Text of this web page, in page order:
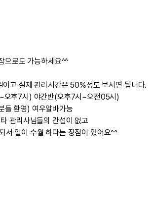
로도 가능하세요^^
고 실제 관리시간은 50%정도 보시면 됩니다.
7시) 야간반(오후7시~오전05시)
환영) 여우알바가능
리사님들의 간섭이 없고
일이 수월 하다는 장점이 있어요^^